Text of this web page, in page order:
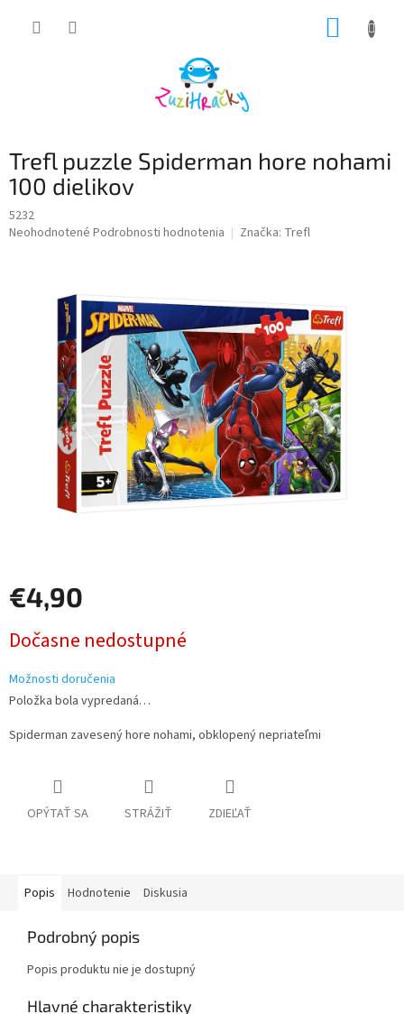
Trefl puzzle Spiderman hore nohami
100 dielikov
5232
Priemerné
hviezdičiek.
Neohodnotené Podrobnosti hodnotenia Značka: Trefl
€4,90
cena:
Dočasne nedostupné
Možnosti doručenia
Položka bola vypredaná…
Spiderman zavesený hore nohami, obklopený nepriateľmi
OPÝTAŤ SA STRÁŽIŤ ZDIEĽAŤ
Popis Hodnotenie Diskusia
Podrobný popis
Popis produktu nie je dostupný